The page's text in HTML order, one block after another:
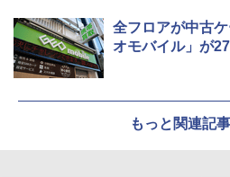
全フロアが中古
オモバイル」が
もっと関連記